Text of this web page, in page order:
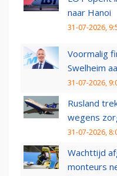
naar Hanoi
31-07-2026,
Voormalig
Swelheim
31-07-2026,
Rusland
wegens
31-07-2026,
Wachttijd
monteurs